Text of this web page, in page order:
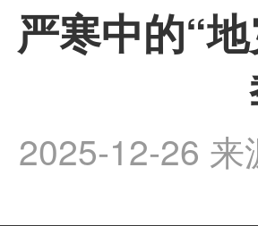
严寒中的“
2025-12-26 来